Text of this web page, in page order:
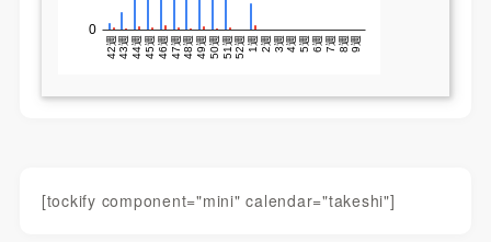
[tockify component="mini" calendar="takeshi"]